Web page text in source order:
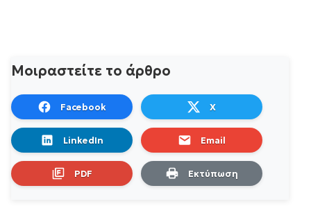
Μοιραστείτε το άρθρο
Facebook X
LinkedIn Email
PDF Εκτύπωση